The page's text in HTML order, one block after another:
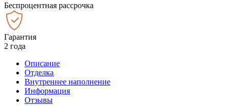
Беспроцентная рассрочка
Гарантия
2 года
Описание
Отделка
Внутреннее наполнение
Информация
Отзывы